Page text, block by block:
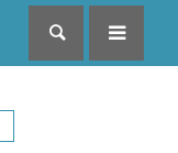
検索